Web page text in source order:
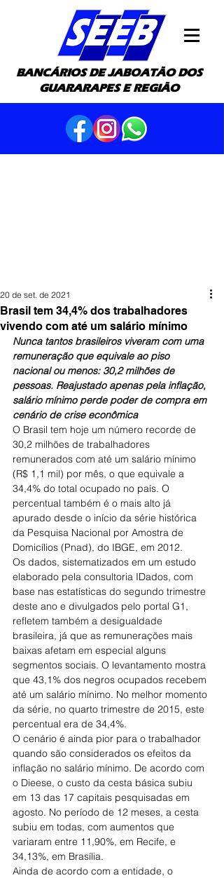
BANCÁRIOS DE JABOATÃO DOS
GUARARAPES E REGIÃO
Brasil tem 34,4% dos trabalhadores
vivendo com até um salário mínimo
20 de set. de 2021
Nunca tantos brasileiros viveram com uma
remuneração que equivale ao piso
nacional ou menos: 30,2 milhões de
pessoas. Reajustado apenas pela inflação,
salário mínimo perde poder de compra em
cenário de crise econômica
O Brasil tem hoje um número recorde de
30,2 milhões de trabalhadores
remunerados com até um salário mínimo
(R$ 1,1 mil) por mês, o que equivale a
34,4% do total ocupado no país. O
percentual também é o mais alto já
apurado desde o início da série histórica
da Pesquisa Nacional por Amostra de
Domicílios (Pnad), do IBGE, em 2012.
Os dados, sistematizados em um estudo
elaborado pela consultoria IDados, com
base nas estatísticas do segundo trimestre
deste ano e divulgados pelo portal G1,
refletem também a desigualdade
brasileira, já que as remunerações mais
baixas afetam em especial alguns
segmentos sociais. O levantamento mostra
que 43,1% dos negros ocupados recebem
até um salário mínimo. No melhor momento
da série, no quarto trimestre de 2015, este
percentual era de 34,4%.
O cenário é ainda pior para o trabalhador
quando são considerados os efeitos da
inflação no salário mínimo. De acordo com
o Dieese, o custo da cesta básica subiu
em 13 das 17 capitais pesquisadas em
agosto. No período de 12 meses, a cesta
subiu em todas, com aumentos que
variaram entre 11,90%, em Recife, e
34,13%, em Brasília.
Ainda de acordo com a entidade, o